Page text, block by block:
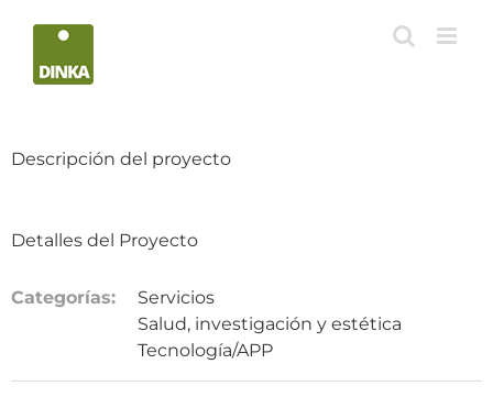
Descripción del proyecto
Detalles del Proyecto
Categorías:
Servicios
Salud, investigación y estética
Tecnología/APP